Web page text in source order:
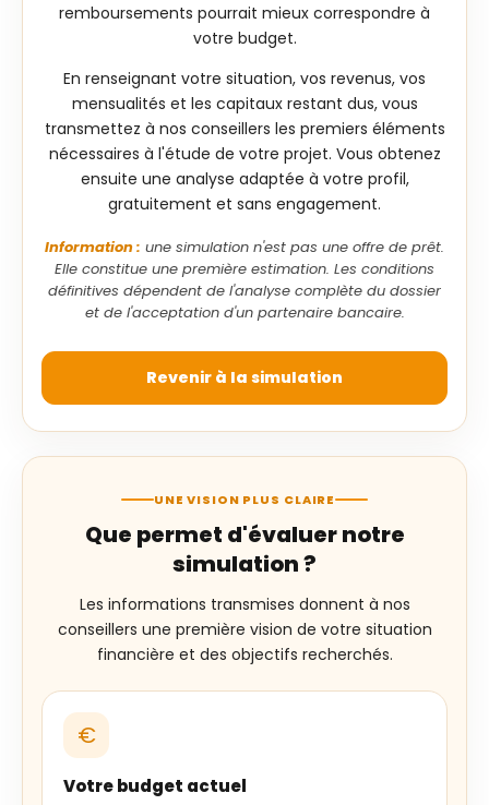
remboursements pourrait mieux correspondre à
votre budget.
En renseignant votre situation, vos revenus, vos
mensualités et les capitaux restant dus, vous
transmettez à nos conseillers les premiers éléments
nécessaires à l'étude de votre projet. Vous obtenez
ensuite une analyse adaptée à votre profil,
gratuitement et sans engagement.
Information : une simulation n'est pas une offre de prêt.
Elle constitue une première estimation. Les conditions
définitives dépendent de l'analyse complète du dossier
et de l'acceptation d'un partenaire bancaire.
Revenir à la simulation
UNE VISION PLUS CLAIRE
Que permet d'évaluer notre
simulation ?
Les informations transmises donnent à nos
conseillers une première vision de votre situation
financière et des objectifs recherchés.
€
Votre budget actuel